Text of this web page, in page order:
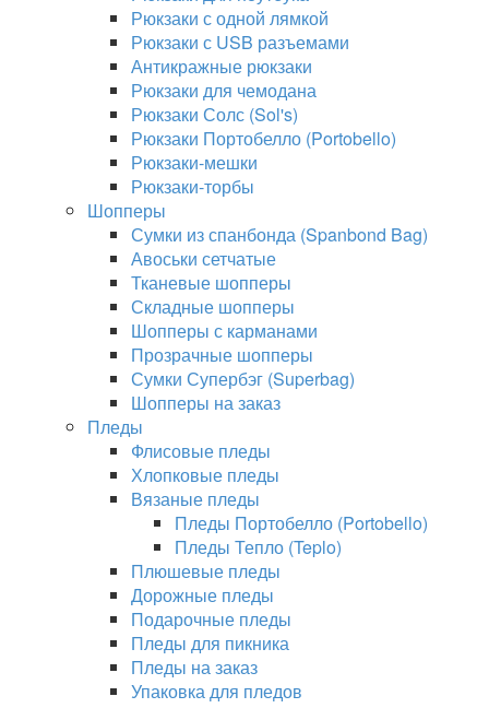
Рюкзаки с одной лямкой
Рюкзаки с USB разъемами
Антикражные рюкзаки
Рюкзаки для чемодана
Рюкзаки Солс (Sol's)
Рюкзаки Портобелло (Portobello)
Рюкзаки-мешки
Рюкзаки-торбы
Шопперы
Сумки из спанбонда (Spanbond Bag)
Авоськи сетчатые
Тканевые шопперы
Складные шопперы
Шопперы с карманами
Прозрачные шопперы
Сумки Супербэг (Superbag)
Шопперы на заказ
Пледы
Флисовые пледы
Хлопковые пледы
Вязаные пледы
Пледы Портобелло (Portobello)
Пледы Тепло (Teplo)
Плюшевые пледы
Дорожные пледы
Подарочные пледы
Пледы для пикника
Пледы на заказ
Упаковка для пледов